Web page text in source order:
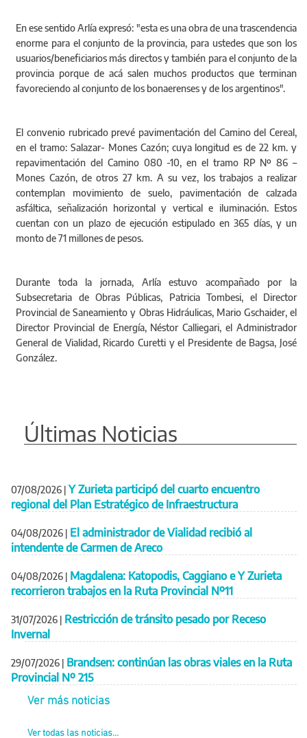
En ese sentido Arlía expresó: "esta es una obra de una trascendencia
enorme para el conjunto de la provincia, para ustedes que son los
usuarios/beneficiarios más directos y también para el conjunto de la
provincia porque de acá salen muchos productos que terminan
favoreciendo al conjunto de los bonaerenses y de los argentinos".
El convenio rubricado prevé pavimentación del Camino del Cereal,
en el tramo: Salazar- Mones Cazón; cuya longitud es de 22 km. y
repavimentación del Camino 080 -10, en el tramo RP Nº 86 –
Mones Cazón, de otros 27 km. A su vez, los trabajos a realizar
contemplan movimiento de suelo, pavimentación de calzada
asfáltica, señalización horizontal y vertical e iluminación. Estos
cuentan con un plazo de ejecución estipulado en 365 días, y un
monto de 71 millones de pesos.
Durante toda la jornada, Arlía estuvo acompañado por la
Subsecretaria de Obras Públicas, Patricia Tombesi, el Director
Provincial de Saneamiento y Obras Hidráulicas, Mario Gschaider, el
Director Provincial de Energía, Néstor Calliegari, el Administrador
General de Vialidad, Ricardo Curetti y el Presidente de Bagsa, José
González.
Últimas Noticias
07/08/2026 | Y Zurieta participó del cuarto encuentro
regional del Plan Estratégico de Infraestructura
04/08/2026 | El administrador de Vialidad recibió al
intendente de Carmen de Areco
04/08/2026 | Magdalena: Katopodis, Caggiano e Y Zurieta
recorrieron trabajos en la Ruta Provincial Nº11
31/07/2026 | Restricción de tránsito pesado por Receso
Invernal
29/07/2026 | Brandsen: continúan las obras viales en la Ruta
Provincial Nº 215
Ver más noticias
Ver todas las noticias...